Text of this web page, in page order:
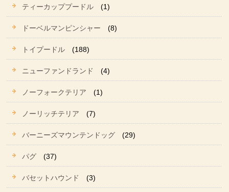
ティーカッププードル (1)
ドーベルマンピンシャー (8)
トイプードル (188)
ニューファンドランド (4)
ノーフォークテリア (1)
ノーリッチテリア (7)
バーニーズマウンテンドッグ (29)
パグ (37)
バセットハウンド (3)